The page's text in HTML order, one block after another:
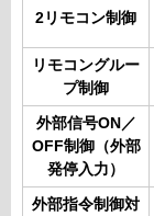
2リモコン制御
リモコングルー
プ制御
外部信号ON／
OFF制御（外部
発停入力）
外部指令制御対